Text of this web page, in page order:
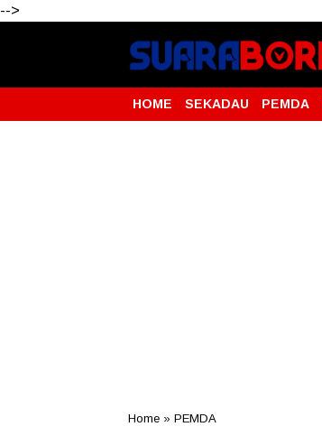
-->
HOME SEKADAU PEMDA
Home » PEMDA